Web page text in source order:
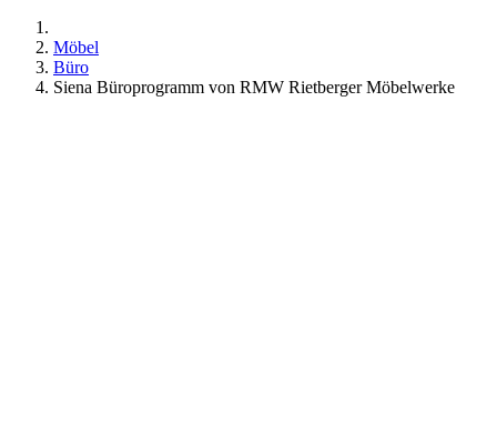
Möbel
Büro
Siena Büroprogramm von RMW Rietberger Möbelwerke